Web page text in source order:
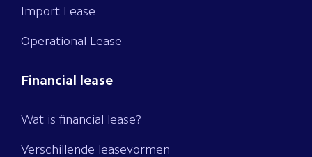
Import Lease
Operational Lease
Financial lease
Wat is financial lease?
Verschillende leasevormen